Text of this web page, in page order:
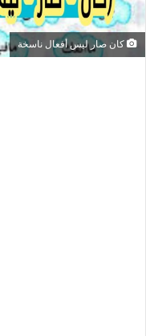
كان صار ليس أفعال ناسخة